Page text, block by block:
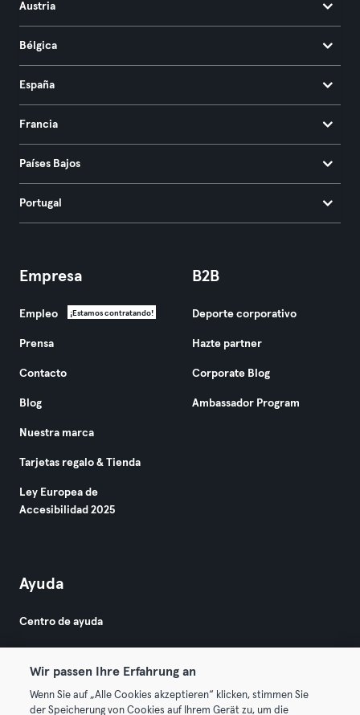
Austria
Bélgica
España
Francia
Países Bajos
Portugal
Empresa
Empleo ¡Estamos contratando!
Prensa
Contacto
Blog
Nuestra marca
Tarjetas regalo & Tienda
Ley Europea de
Accesibilidad 2025
B2B
Deporte corporativo
Hazte partner
Corporate Blog
Ambassador Program
Ayuda
Centro de ayuda
Wir passen Ihre Erfahrung an
Wenn Sie auf „Alle Cookies akzeptieren“ klicken, stimmen Sie
der Speicherung von Cookies auf Ihrem Gerät zu, um die